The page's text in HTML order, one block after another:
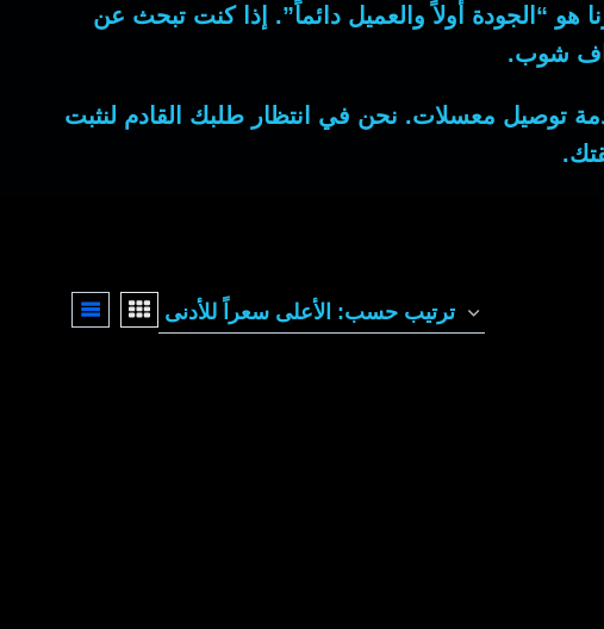
“الجودة أولاً والعميل دائماً”. إذا كنت تبحث عن
شوب.
توصيل معسلات. نحن في انتظار طلبك القادم لنثبت